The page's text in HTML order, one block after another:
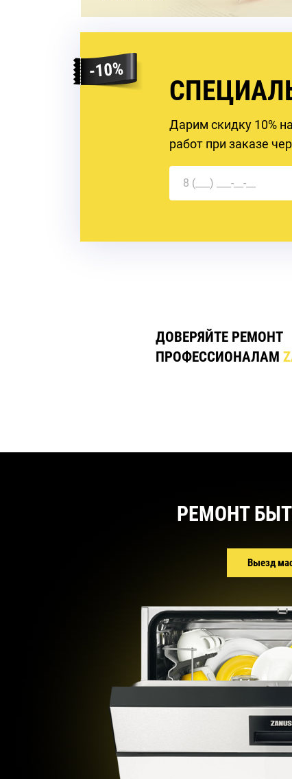
Дарим скидку 10%
работ при заказе
ДОВЕРЯЙТЕ РЕМОНТ
ПРОФЕССИОНАЛАМ
РЕМОНТ
Выезд